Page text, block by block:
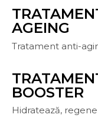
AGEING
Tratament anti-
BOOSTER
Hidratează,